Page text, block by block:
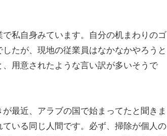
私自身みています。自分の机まわりのゴ
たが、現地の従業員はなかなかやろうと
用意されたような言い訳が多いそうで
最近、アラブの国で始まってたと聞きま
いる同じ人間です。必ず、掃除が個人の